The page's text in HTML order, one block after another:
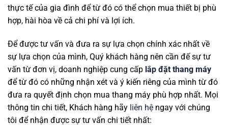
thực tế của gia đình để từ đó có thể chọn mua thiết bị phù
hợp, hài hòa về cả chi phí và lợi ích.
Để được tư vấn và đưa ra sự lựa chọn chính xác nhất về
sự lựa chọn của mình, Quý khách hàng nên cần đế sự tư
vấn từ đơn vị, doanh nghiệp cung cấp lắp đặt thang máy
để từ đó có những nhận xét và ý kiến riêng của mình từ đó
đưa ra quyết định chọn mua thang máy phù hợp nhất. Mọi
thông tin chi tiết, Khách hàng hãy liên hệ ngay với chúng
tôi để nhận được sự tư vấn chi tiết nhất: